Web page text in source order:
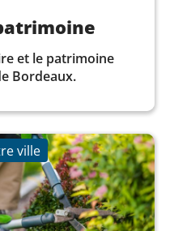
et le patrimoine
Bordeaux.
ville